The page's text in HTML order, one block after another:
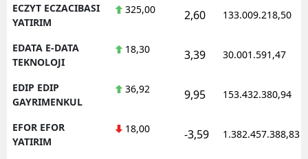
ECZYT ECZACIBASI
YATIRIM
325,00 2,60 133.009.218,50
EDATA E-DATA
TEKNOLOJI
18,30 3,39 30.001.591,47
EDIP EDIP
GAYRIMENKUL
36,92 9,95 153.432.380,94
EFOR EFOR
YATIRIM
18,00 -3,59 1.382.457.388,83